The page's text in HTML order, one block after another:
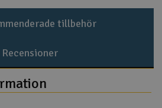
tillbehör
Recensioner